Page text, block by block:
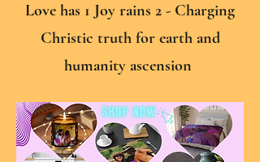
Love has 1 Joy rains 2 - Charging
Christic truth for earth and
humanity ascension